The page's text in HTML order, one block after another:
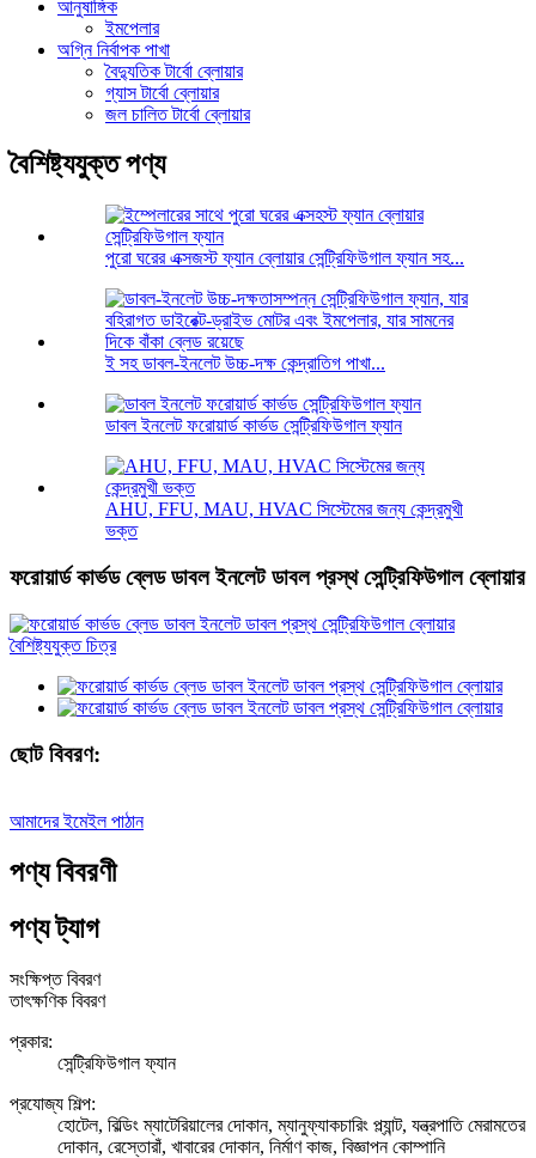
আনুষাঙ্গিক
ইমপেলার
অগ্নি নির্বাপক পাখা
বৈদ্যুতিক টার্বো ব্লোয়ার
গ্যাস টার্বো ব্লোয়ার
জল চালিত টার্বো ব্লোয়ার
বৈশিষ্ট্যযুক্ত পণ্য
পুরো ঘরের এক্সজস্ট ফ্যান ব্লোয়ার সেন্ট্রিফিউগাল ফ্যান সহ...
ই সহ ডাবল-ইনলেট উচ্চ-দক্ষ কেন্দ্রাতিগ পাখা...
ডাবল ইনলেট ফরোয়ার্ড কার্ভড সেন্ট্রিফিউগাল ফ্যান
AHU, FFU, MAU, HVAC সিস্টেমের জন্য কেন্দ্রমুখী
ভক্ত
ফরোয়ার্ড কার্ভড ব্লেড ডাবল ইনলেট ডাবল প্রস্থ সেন্ট্রিফিউগাল ব্লোয়ার
ছোট বিবরণ:
আমাদের ইমেইল পাঠান
পণ্য বিবরণী
পণ্য ট্যাগ
সংক্ষিপ্ত বিবরণ
তাৎক্ষণিক বিবরণ
প্রকার:
সেন্ট্রিফিউগাল ফ্যান
প্রযোজ্য শিল্প:
হোটেল, বিল্ডিং ম্যাটেরিয়ালের দোকান, ম্যানুফ্যাকচারিং প্ল্যান্ট, যন্ত্রপাতি মেরামতের
দোকান, রেস্তোরাঁ, খাবারের দোকান, নির্মাণ কাজ, বিজ্ঞাপন কোম্পানি